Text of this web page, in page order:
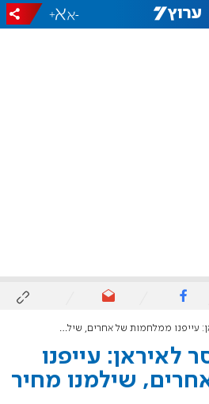
-
+
ממלחמות של אחרים, שילמנו מחיר כבד מדי
לאיראן: עייפנו
שילמנו מחיר